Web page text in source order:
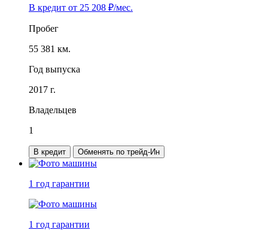
В кредит от 25 208 ₽/мес.
Пробег
55 381 км.
Год выпуска
2017 г.
Владельцев
1
В кредит Обменять по трейд-Ин
1 год гарантии
1 год гарантии